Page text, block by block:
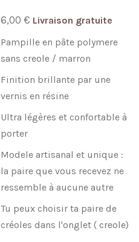
6,00 € Livraison gratuite
Pampille en pâte polymere
sans creole / marron
Finition brillante par une
vernis en résine
Ultra légères et confortable à
porter
Modele artisanal et unique :
la paire que vous recevez ne
ressemble à aucune autre
Tu peux choisir ta paire de
créoles dans l'onglet ( creole)